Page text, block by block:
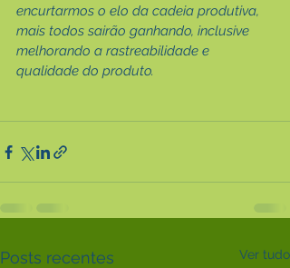
encurtarmos o elo da cadeia produtiva,
mais todos sairão ganhando, inclusive
melhorando a rastreabilidade e
qualidade do produto.
Posts recentes Ver tudo